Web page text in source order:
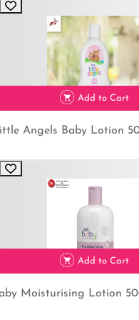
Add to Cart
Angels Baby Lotion
Add to Cart
Moisturising Lotion